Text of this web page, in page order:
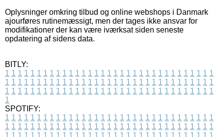
Oplysninger omkring tilbud og online webshops i Danmark
ajourføres rutinemæssigt, men der tages ikke ansvar for
modifikationer der kan være iværksat siden seneste
opdatering af sidens data.
BITLY:
1 1 1 1 1 1 1 1 1 1 1 1 1 1 1 1 1 1 1 1 1 1 1 1 1 1 1 1 1 1 1 1 1
1 1 1 1 1 1 1 1 1 1 1 1 1 1 1 1 1 1 1 1 1 1 1 1 1 1 1 1 1 1 1 1 1
1 1 1 1 1 1 1 1 1 1 1 1 1 1 1 1 1 1 1 1 1 1 1 1 1 1 1 1 1 1 1 1 1
1
SPOTIFY:
1 1 1 1 1 1 1 1 1 1 1 1 1 1 1 1 1 1 1 1 1 1 1 1 1 1 1 1 1 1 1 1 1
1 1 1 1 1 1 1 1 1 1 1 1 1 1 1 1 1 1 1 1 1 1 1 1 1 1 1 1 1 1 1 1 1
1 1 1 1 1 1 1 1 1 1 1 1 1 1 1 1 1 1 1 1 1 1 1 1 1 1 1 1 1 1 1 1 1